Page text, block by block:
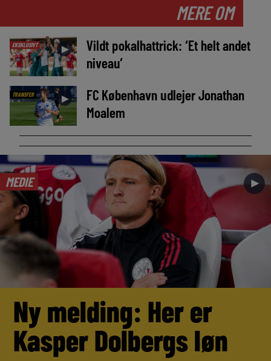
MERE OM
EKSKLUSIVT ►
Vildt pokalhattrick: ‘Et helt andet
niveau’
TRANSFER ►
FC København udlejer Jonathan
Moalem
MEDIE ►
Ny melding: Her er
Kasper Dolbergs løn